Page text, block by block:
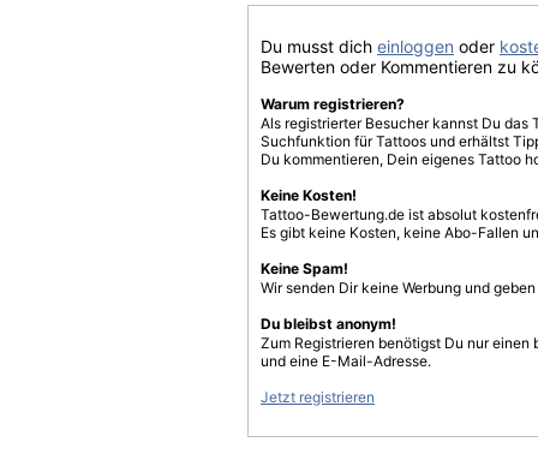
Du musst dich einloggen oder
Bewerten oder Kommentieren zu
Warum registrieren?
Als registrierter Besucher kannst Du
Suchfunktion für Tattoos und erhältst
Du kommentieren, Dein eigenes Tattoo
Keine Kosten!
Tattoo-Bewertung.de ist absolut
Es gibt keine Kosten, keine Abo-Fallen
Keine Spam!
Wir senden Dir keine Werbung und
Du bleibst anonym!
Zum Registrieren benötigst Du nur einen
und eine E-Mail-Adresse.
Jetzt registrieren